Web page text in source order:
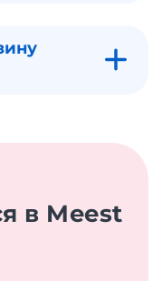
в Meest